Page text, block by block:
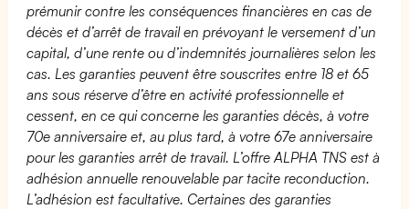
prémunir contre les conséquences financières en cas de
décès et d’arrêt de travail en prévoyant le versement d’un
capital, d’une rente ou d’indemnités journalières selon les
cas. Les garanties peuvent être souscrites entre 18 et 65
ans sous réserve d’être en activité professionnelle et
cessent, en ce qui concerne les garanties décès, à votre
70e anniversaire et, au plus tard, à votre 67e anniversaire
pour les garanties arrêt de travail. L’offre ALPHA TNS est à
adhésion annuelle renouvelable par tacite reconduction.
L’adhésion est facultative. Certaines des garanties